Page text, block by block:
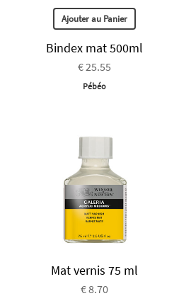
Ajouter au Panier
Bindex mat 500ml
€ 25.55
Pébéo
Mat vernis 75 ml
€ 8.70